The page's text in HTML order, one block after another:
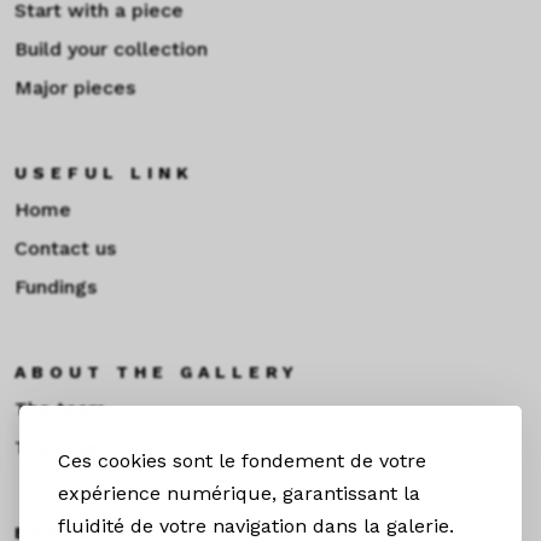
Ces cookies sont le fondement de votre
expérience numérique, garantissant la
fluidité de votre navigation dans la galerie.
Start with a piece
Build your collection
Major pieces
USEFUL LINK
Home
Contact us
Fundings
ABOUT THE GALLERY
The team
Toulouse
EXHIBITIONS &NEWS